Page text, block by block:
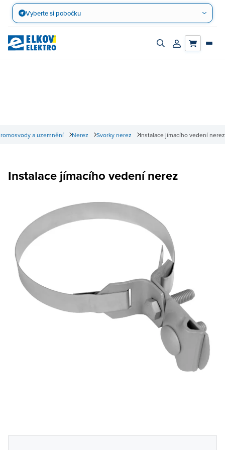
Přejít
obsah
Vyberte si pobočku
Zapnout/vypnout
Přihlásit/
Instalace jímacího vedení nerez
Svorky nerez
Nerez
a uzemnění
Instalace jímacího vedení nerez